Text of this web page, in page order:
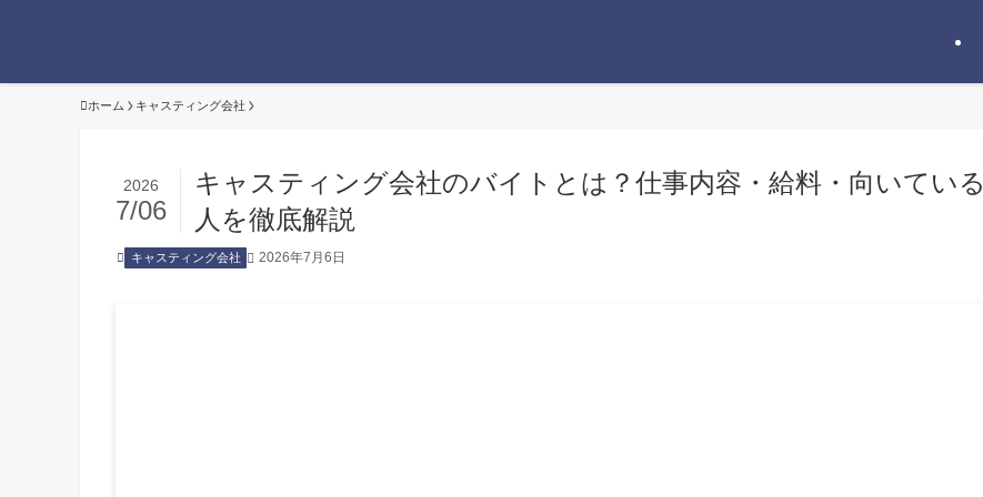
ホーム キャスティング会社
キャスティング会社のバイトとは？仕事内容・給料・向いている
人を徹底解説
2026
7/06
キャスティング会社 2026年7月6日